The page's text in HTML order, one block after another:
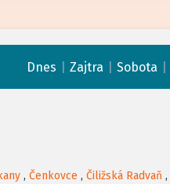
Dnes Zajtra Sobota
, Čenkovce , Čiližská Radvaň ,